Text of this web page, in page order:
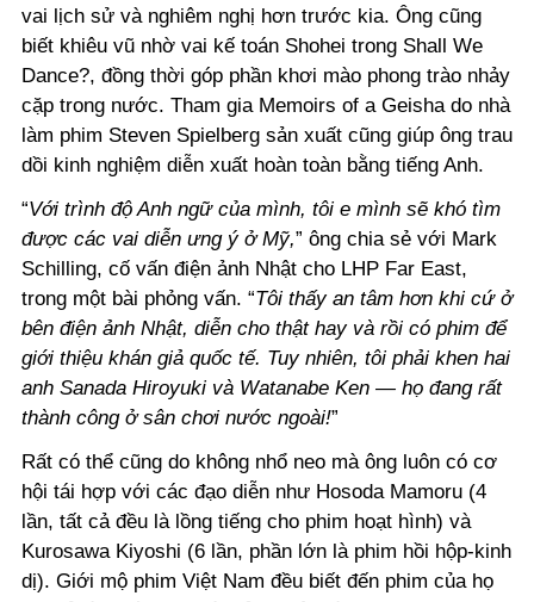
vai lịch sử và nghiêm nghị hơn trước kia. Ông cũng
biết khiêu vũ nhờ vai kế toán Shohei trong Shall We
Dance?, đồng thời góp phần khơi mào phong trào nhảy
cặp trong nước. Tham gia Memoirs of a Geisha do nhà
làm phim Steven Spielberg sản xuất cũng giúp ông trau
dồi kinh nghiệm diễn xuất hoàn toàn bằng tiếng Anh.
“Với trình độ Anh ngữ của mình, tôi e mình sẽ khó tìm
được các vai diễn ưng ý ở Mỹ,” ông chia sẻ với Mark
Schilling, cố vấn điện ảnh Nhật cho LHP Far East,
trong một bài phỏng vấn. “Tôi thấy an tâm hơn khi cứ ở
bên điện ảnh Nhật, diễn cho thật hay và rồi có phim để
giới thiệu khán giả quốc tế. Tuy nhiên, tôi phải khen hai
anh Sanada Hiroyuki và Watanabe Ken — họ đang rất
thành công ở sân chơi nước ngoài!”
Rất có thể cũng do không nhổ neo mà ông luôn có cơ
hội tái hợp với các đạo diễn như Hosoda Mamoru (4
lần, tất cả đều là lồng tiếng cho phim hoạt hình) và
Kurosawa Kiyoshi (6 lần, phần lớn là phim hồi hộp-kinh
dị). Giới mộ phim Việt Nam đều biết đến phim của họ